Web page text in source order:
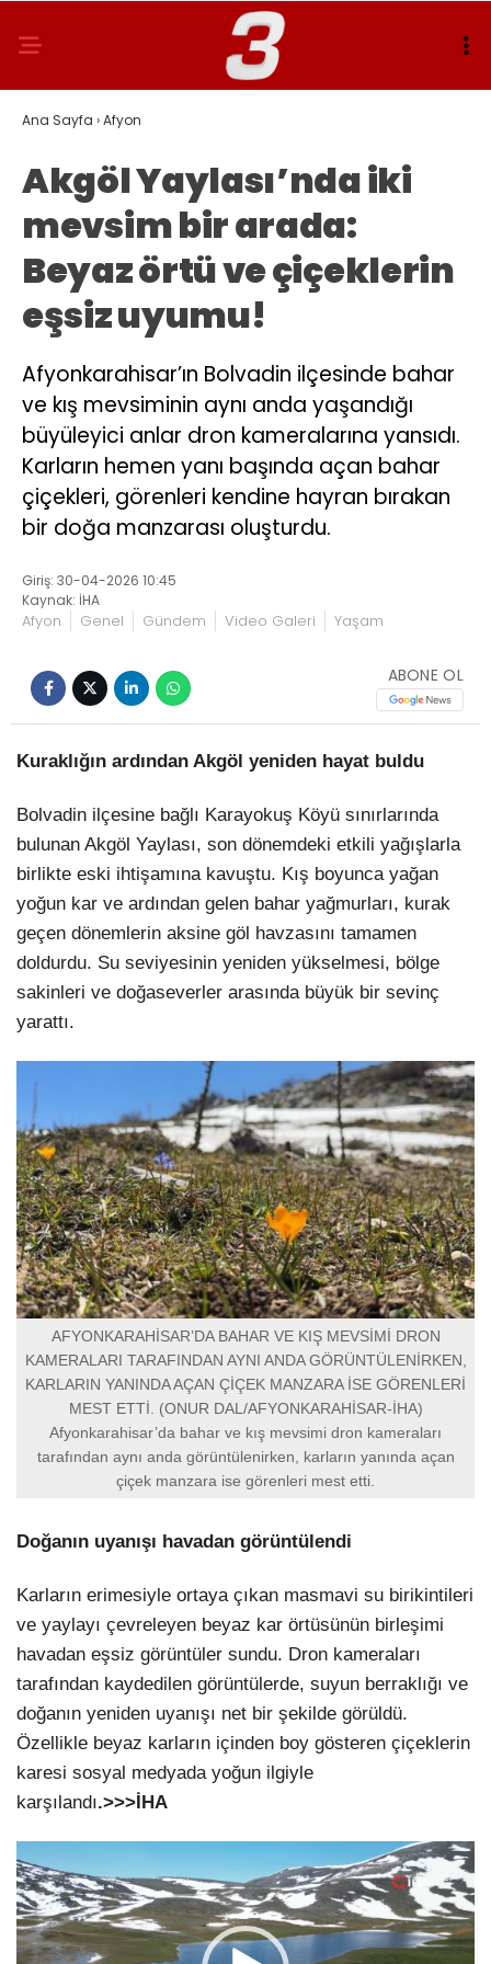
Ana Sayfa ›Afyon
Akgöl Yaylası’nda iki
mevsim bir arada:
Beyaz örtü ve çiçeklerin
eşsiz uyumu!
Afyonkarahisar’ın Bolvadin ilçesinde bahar
ve kış mevsiminin aynı anda yaşandığı
büyüleyici anlar dron kameralarına yansıdı.
Karların hemen yanı başında açan bahar
çiçekleri, görenleri kendine hayran bırakan
bir doğa manzarası oluşturdu.
Giriş: 30-04-2026 10:45
Kaynak: İHA
Afyon Genel Gündem Video Galeri Yaşam
ABONE OL
Kuraklığın ardından Akgöl yeniden hayat buldu
Bolvadin ilçesine bağlı Karayokuş Köyü sınırlarında
bulunan Akgöl Yaylası, son dönemdeki etkili yağışlarla
birlikte eski ihtişamına kavuştu. Kış boyunca yağan
yoğun kar ve ardından gelen bahar yağmurları, kurak
geçen dönemlerin aksine göl havzasını tamamen
doldurdu. Su seviyesinin yeniden yükselmesi, bölge
sakinleri ve doğaseverler arasında büyük bir sevinç
yarattı.
AFYONKARAHİSAR’DA BAHAR VE KIŞ MEVSİMİ DRON
KAMERALARI TARAFINDAN AYNI ANDA GÖRÜNTÜLENİRKEN,
KARLARIN YANINDA AÇAN ÇİÇEK MANZARA İSE GÖRENLERİ
MEST ETTİ. (ONUR DAL/AFYONKARAHİSAR-İHA)
Afyonkarahisar’da bahar ve kış mevsimi dron kameraları
tarafından aynı anda görüntülenirken, karların yanında açan
çiçek manzara ise görenleri mest etti.
Doğanın uyanışı havadan görüntülendi
Karların erimesiyle ortaya çıkan masmavi su birikintileri
ve yaylayı çevreleyen beyaz kar örtüsünün birleşimi
havadan eşsiz görüntüler sundu. Dron kameraları
tarafından kaydedilen görüntülerde, suyun berraklığı ve
doğanın yeniden uyanışı net bir şekilde görüldü.
Özellikle beyaz karların içinden boy gösteren çiçeklerin
karesi sosyal medyada yoğun ilgiyle
karşılandı.>>>İHA
Video
oynatıcı